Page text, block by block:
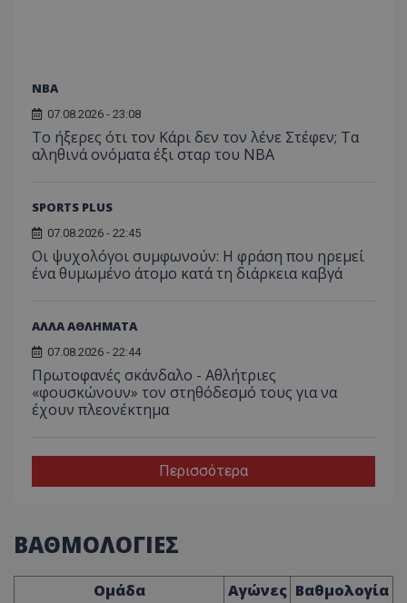
NBA
07.08.2026 - 23:08
Το ήξερες ότι τον Κάρι δεν τον λένε Στέφεν; Τα
αληθινά ονόματα έξι σταρ του NBA
SPORTS PLUS
07.08.2026 - 22:45
Οι ψυχολόγοι συμφωνούν: Η φράση που ηρεμεί
ένα θυμωμένο άτομο κατά τη διάρκεια καβγά
ΑΛΛΑ ΑΘΛΗΜΑΤΑ
07.08.2026 - 22:44
Πρωτοφανές σκάνδαλο - Aθλήτριες
«φουσκώνουν» τον στηθόδεσμό τους για να
έχουν πλεονέκτημα
Περισσότερα
ΒΑΘΜΟΛΟΓΙΕΣ
Ομάδα Αγώνες Βαθμολογία